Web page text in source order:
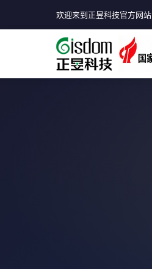
欢迎来到正昱科技官方网站